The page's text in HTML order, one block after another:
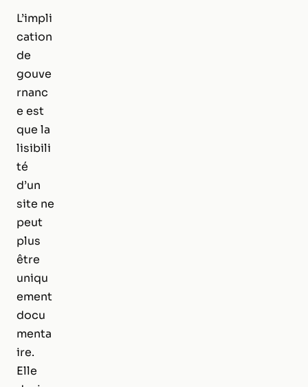
L’impli
cation
de
gouve
rnanc
e est
que la
lisibili
té
d’un
site ne
peut
plus
être
uniqu
ement
docu
menta
ire.
Elle